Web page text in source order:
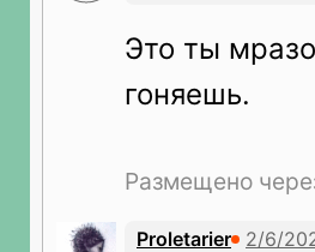
Это ты
гоняешь.
Размещено
Proletarier